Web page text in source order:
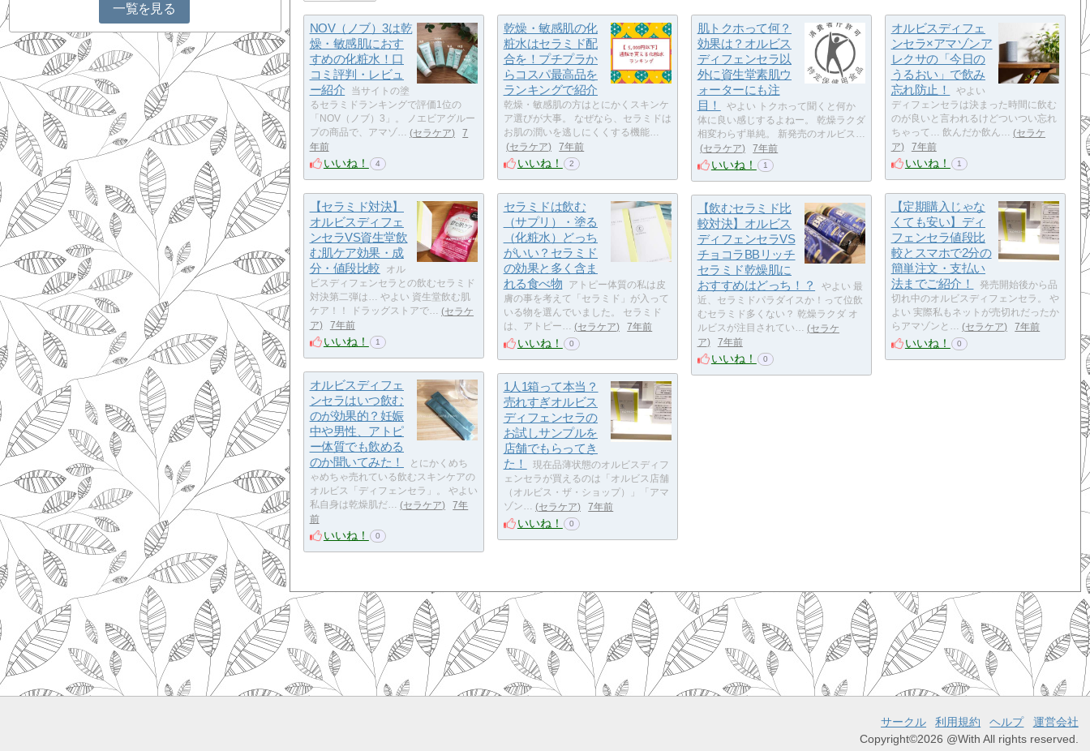
NOV（ノブ）3は乾
燥・敏感肌におす
すめの化粧水！口
コミ評判・レビュ
ー紹介
当サイトの塗
るセラミドランキングで評価1位の
「NOV（ノブ）3」。 ノエビアグルー
プの商品で、アマゾ…
セラケア
7
年前
いいね！ 4
乾燥・敏感肌の化
粧水はセラミド配
合を！プチプラか
らコスパ最高品を
ランキングで紹介
乾燥・敏感肌の方はとにかくスキンケ
ア選びが大事。 なぜなら、セラミドは
お肌の潤いを逃しにくくする機能…
セラケア
7年前
いいね！ 2
肌トクホって何？
効果は？オルビス
ディフェンセラ以
外に資生堂素肌ウ
ォーターにも注
目！
やよい トクホって聞くと何か
体に良い感じするよねー。 乾燥ラクダ
相変わらず単純。 新発売のオルビス…
セラケア
7年前
いいね！ 1
オルビスディフェ
ンセラ×アマゾンア
レクサの「今日の
うるおい」で飲み
忘れ防止！
やよい
ディフェンセラは決まった時間に飲む
のが良いと言われるけどついつい忘れ
ちゃって… 飲んだか飲ん…
セラケ
ア
7年前
いいね！ 1
【セラミド対決】
オルビスディフェ
ンセラVS資生堂飲
む肌ケア効果・成
分・値段比較
オル
ビスディフェンセラとの飲むセラミド
対決第二弾は… やよい 資生堂飲む肌
ケア！！ ドラッグストアで…
セラケ
ア
7年前
いいね！ 1
セラミドは飲む
（サプリ）・塗る
（化粧水）どっち
がいい？セラミド
の効果と多く含ま
れる食べ物
アトピー体質の私は皮
膚の事を考えて「セラミド」が入って
いる物を選んでいました。 セラミド
は、アトピー…
セラケア 7年前
いいね！ 0
【定期購入じゃな
くても安い】ディ
フェンセラ値段比
較とスマホで2分の
簡単注文・支払い
法までご紹介！
発売開始後から品
切れ中のオルビスディフェンセラ。 や
よい 実際私もネットが売切れだったか
らアマゾンと…
セラケア 7年前
いいね！ 0
【飲むセラミド比
較対決】オルビス
ディフェンセラVS
チョコラBBリッチ
セラミド乾燥肌に
おすすめはどっち！？
やよい 最
近、セラミドパラダイスか！って位飲
むセラミド多くない？ 乾燥ラクダ オ
ルビスが注目されてい…
セラケ
ア
7年前
いいね！ 0
オルビスディフェ
ンセラはいつ飲む
のが効果的？妊娠
中や男性、アトピ
ー体質でも飲める
のか聞いてみた！
とにかくめち
ゃめちゃ売れている飲むスキンケアの
オルビス「ディフェンセラ」。 やよい
私自身は乾燥肌だ…
セラケア
7年
前
いいね！ 0
1人1箱って本当？
売れすぎオルビス
ディフェンセラの
お試しサンプルを
店舗でもらってき
た！
現在品薄状態のオルビスディフ
ェンセラが買えるのは「オルビス店舗
（オルビス・ザ・ショップ）」「アマ
ゾン…
セラケア 7年前
いいね！ 0
一覧を見る
サークル 利用規約 ヘルプ
運営会社
Copyright©2026 @With All rights reserved.